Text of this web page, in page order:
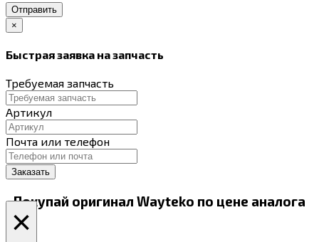
Отправить
×
Быстрая заявка на запчасть
Требуемая запчасть
Артикул
Почта или телефон
Покупай оригинал Wayteko по цене аналога
×